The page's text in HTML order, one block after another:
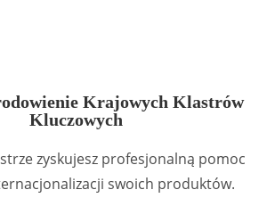
Krajowych Klastrów
Kluczowych
zyskujesz profesjonalną pomoc
swoich produktów.